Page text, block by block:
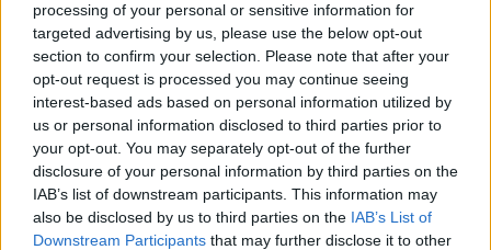
processing of your personal or sensitive information for
targeted advertising by us, please use the below opt-out
section to confirm your selection. Please note that after your
opt-out request is processed you may continue seeing
interest-based ads based on personal information utilized by
us or personal information disclosed to third parties prior to
your opt-out. You may separately opt-out of the further
disclosure of your personal information by third parties on the
IAB’s list of downstream participants. This information may
also be disclosed by us to third parties on the IAB’s List of
Downstream Participants that may further disclose it to other
Πιο δημοφιλή
1 Αριστοτέλης Δαμίγος: Στο Αποτεφρωτήριο
Ριτσώνας το «ύστατο χαίρε» στον Έλληνα
σύνδεσμο του ελικοπτέρου που έπεσε στην
Ψάθα
2Ο Γιάννης Φακίνος αποκάλυψε πώς έγινε
viral το τραγούδι του «Λογαριασμός» που
ερμηνεύει η Κατερίνα Λιόλιου